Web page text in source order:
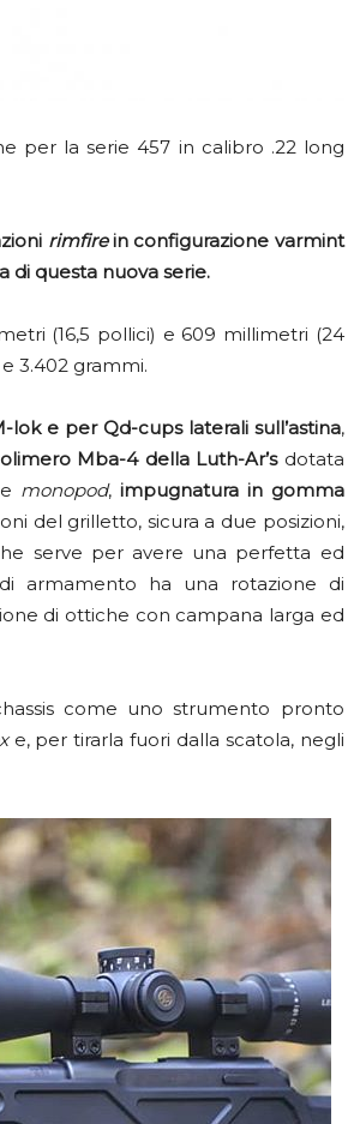
per la serie 457 in calibro .22 long
rimfirein configurazione varmint
di questa nuova serie.
(16,5 pollici) e 609 millimetri (24
3.402 grammi.
lok e per Qd-cups laterali sull’astina,
Mba-4 della Luth-Ar’sdotata
monopod, impugnatura in gomma
del grilletto, sicura a due posizioni,
serve per avere una perfetta ed
armamento ha una rotazione di
di ottiche con campana larga ed
come uno strumento pronto
e, per tirarla fuori dalla scatola, negli